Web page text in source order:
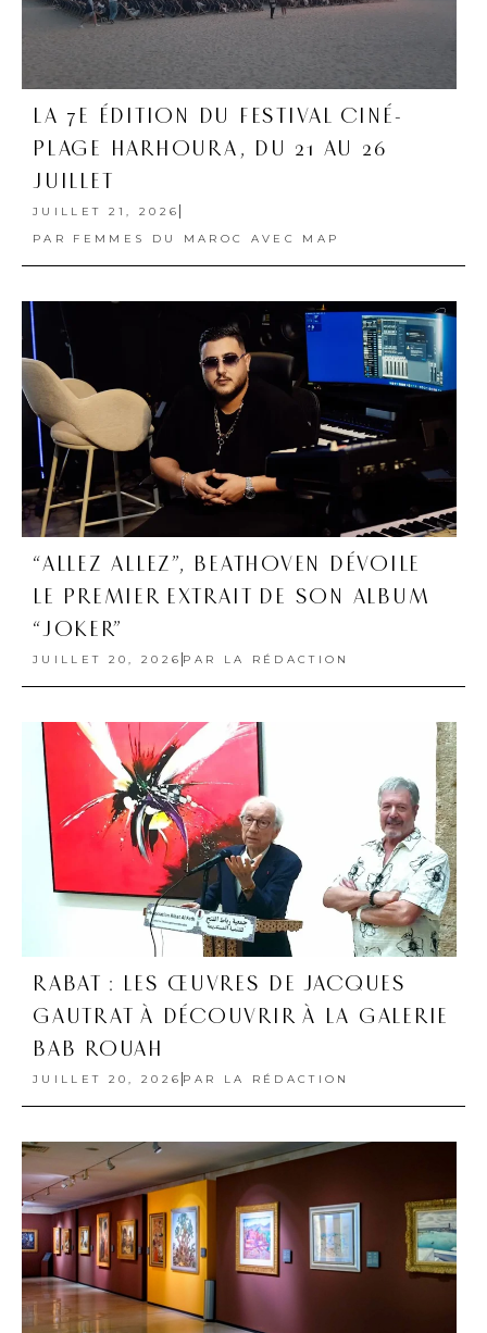
LA 7E ÉDITION DU FESTIVAL CINÉ-
PLAGE HARHOURA, DU 21 AU 26
JUILLET
JUILLET 21, 2026
PAR
FEMMES DU MAROC AVEC MAP
“ALLEZ ALLEZ”, BEATHOVEN DÉVOILE
LE PREMIER EXTRAIT DE SON ALBUM
“JOKER”
JUILLET 20, 2026 PAR LA RÉDACTION
RABAT : LES ŒUVRES DE JACQUES
GAUTRAT À DÉCOUVRIR À LA GALERIE
BAB ROUAH
JUILLET 20, 2026 PAR LA RÉDACTION